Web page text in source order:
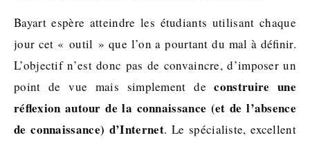
Bayart espère atteindre les étudiants utilisant chaque
jour cet « outil » que l’on a pourtant du mal à déﬁnir.
L’objectif n’est donc pas de convaincre, d’imposer un
point de vue mais simplement deconstruire une
réﬂexion autour de la connaissance (et de l’absence
de connaissance) d’Internet. Le spécialiste, excellent